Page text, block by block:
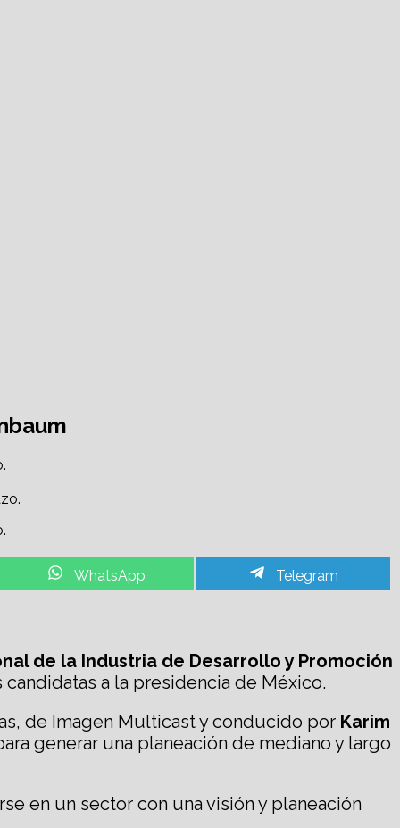
Share
on
WhatsApp
Share
on
Telegram
de la Industria de Desarrollo y Promoción
a la presidencia de México.
de Imagen Multicast y conducido por Karim
generar una planeación de mediano y largo
en un sector con una visión y planeación